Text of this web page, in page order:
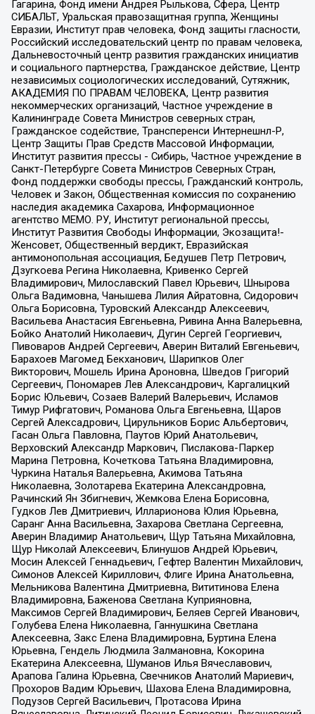
Гагарина, Фонд имени Андрея Рылькова, Сфера, Центр
СИБАЛЬТ, Уральская правозащитная группа, Женщины
Евразии, Институт прав человека, Фонд защиты гласности,
Российский исследовательский центр по правам человека,
Дальневосточный центр развития гражданских инициатив
и социального партнерства, Гражданское действие, Центр
независимых социологических исследований, Сутяжник,
АКАДЕМИЯ ПО ПРАВАМ ЧЕЛОВЕКА, Центр развития
некоммерческих организаций, Частное учреждение в
Калининграде Совета Министров северных стран,
Гражданское содействие, Трансперенси Интернешнл-Р,
Центр Защиты Прав Средств Массовой Информации,
Институт развития прессы - Сибирь, Частное учреждение в
Санкт-Петербурге Совета Министров Северных Стран,
Фонд поддержки свободы прессы, Гражданский контроль,
Человек и Закон, Общественная комиссия по сохранению
наследия академика Сахарова, Информационное
агентство МЕМО. РУ, Институт региональной прессы,
Институт Развития Свободы Информации, Экозащита!-
Женсовет, Общественный вердикт, Евразийская
антимонопольная ассоциация, Бедушев Петр Петрович,
Дзугкоева Регина Николаевна, Кривенко Сергей
Владимирович, Милославский Павел Юрьевич, Шнырова
Ольга Вадимовна, Чанышева Лилия Айратовна, Сидорович
Ольга Борисовна, Туровский Александр Алексеевич,
Васильева Анастасия Евгеньевна, Ривина Анна Валерьевна,
Бойко Анатолий Николаевич, Дугин Сергей Георгиевич,
Пивоваров Андрей Сергеевич, Аверин Виталий Евгеньевич,
Барахоев Магомед Бекханович, Шарипков Олег
Викторович, Мошель Ирина Ароновна, Шведов Григорий
Сергеевич, Пономарев Лев Александрович, Каргалицкий
Борис Юльевич, Созаев Валерий Валерьевич, Исламов
Тимур Рифгатович, Романова Ольга Евгеньевна, Щаров
Сергей Алексадрович, Цирульников Борис Альбертович,
Гасан Ольга Павловна, Паутов Юрий Анатольевич,
Верховский Александр Маркович, Пислакова-Паркер
Марина Петровна, Кочеткова Татьяна Владимировна,
Чуркина Наталья Валерьевна, Акимова Татьяна
Николаевна, Золотарева Екатерина Александровна,
Рачинский Ян Збигневич, Жемкова Елена Борисовна,
Гудков Лев Дмитриевич, Илларионова Юлия Юрьевна,
Саранг Анна Васильевна, Захарова Светлана Сергеевна,
Аверин Владимир Анатольевич, Щур Татьяна Михайловна,
Щур Николай Алексеевич, Блинушов Андрей Юрьевич,
Мосин Алексей Геннадьевич, Гефтер Валентин Михайлович,
Симонов Алексей Кириллович, Флиге Ирина Анатольевна,
Мельникова Валентина Дмитриевна, Вититинова Елена
Владимировна, Баженова Светлана Куприяновна,
Максимов Сергей Владимирович, Беляев Сергей Иванович,
Голубева Елена Николаевна, Ганнушкина Светлана
Алексеевна, Закс Елена Владимировна, Буртина Елена
Юрьевна, Гендель Людмила Залмановна, Кокорина
Екатерина Алексеевна, Шуманов Илья Вячеславович,
Арапова Галина Юрьевна, Свечников Анатолий Мариевич,
Прохоров Вадим Юрьевич, Шахова Елена Владимировна,
Подузов Сергей Васильевич, Протасова Ирина